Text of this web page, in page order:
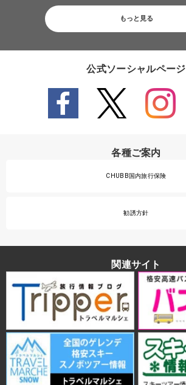
もっと見る
公式ソーシャルページ
各種ご案内
CHUBB国内旅行保険
勧誘方針
関連サイト